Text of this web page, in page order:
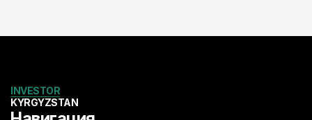
INVESTOR
KYRGYZSTAN